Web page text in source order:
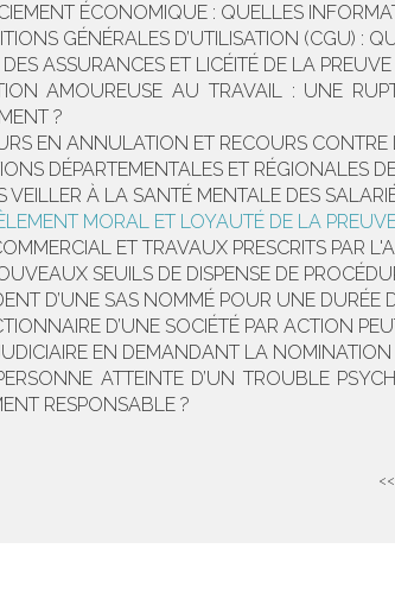
ÉCONOMIQUE : QUELLES
GÉNÉRALES D’UTILISATION (CGU) :
ASSURANCES ET LICÉITÉ DE LA PREUVE
AMOUREUSE AU TRAVAIL : UNE
?
EN ANNULATION ET RECOURS CONTRE
DÉPARTEMENTALES ET RÉGIONALES
VEILLER À LA SANTÉ MENTALE DES
MORAL ET LOYAUTÉ DE LA
ET TRAVAUX PRESCRITS PAR
SEUILS DE DISPENSE DE
D’UNE SAS NOMMÉ POUR UNE
D’UNE SOCIÉTÉ PAR ACTION
EN DEMANDANT LA
ATTEINTE D’UN TROUBLE
RESPONSABLE ?
<<